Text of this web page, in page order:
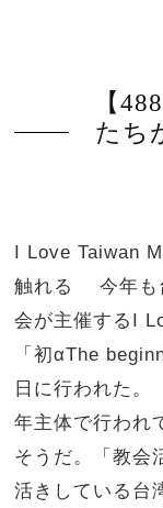
【
たち
I Love Taiwan
触れる 今年も
会が主催するI
「初αThe
日に行われた
年主体で行われ
そうだ。「教会
活きしている台